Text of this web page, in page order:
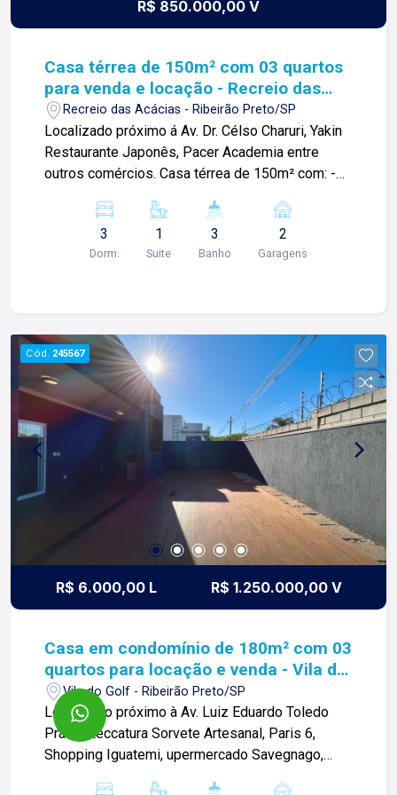
R$ 850.000,00 V
Casa térrea de 150m² com 03 quartos
para venda e locação - Recreio das
Acácias
Recreio das Acácias - Ribeirão Preto/SP
Localizado próximo á Av. Dr. Célso Charuri, Yakin
Restaurante Japonês, Pacer Academia entre
outros comércios. Casa térrea de 150m² com: -03
suíte; -Sala ampla 02 ambientes com ar
condicionado; -Cozinha planejada; -Área de
serviço com armários; -Corredor lateral; -01
agendar visita, entre em contato. Lago é
RELACIONAMENTO! Desde 1987 esta é a nossa
missão, nosso propósito e o verdadeiro sentido
de tudo que fazemos. Todos os dias
construímos laços fortes e indeléveis com
nossos proprietários e clientes. Somos uma
imobiliária que equilibra a tradicionalidade com o
arrojo e a força comercial da atualidade. A Lago é
sua principal imobiliária em Ribeirão Preto!
3
Dorm.
1
Suite
3
Banho
2
Garagens
Cód. 245567
R$ 6.000,00 L R$ 1.250.000,00 V
Casa em condomínio de 180m² com 03
quartos para locação e venda - Vila do
GolfVila do Golf - Ribeirão Preto/SP
Localizado próximo à Av. Luiz Eduardo Toledo
Prado, Leccatura Sorvete Artesanal, Paris 6,
Shopping Iguatemi, upermercado Savegnago,